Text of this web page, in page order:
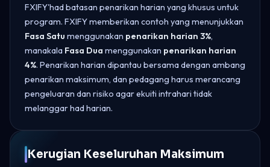
FXIFY'had batasan penarikan harian yang khusus untuk
program. FXIFY memberikan contoh yang menunjukkan
Fasa Satu menggunakan penarikan harian 3%,
manakala Fasa Dua menggunakan penarikan harian
4%. Penarikan harian dipantau bersama dengan ambang
penarikan maksimum, dan pedagang harus merancang
pengeluaran dan risiko agar ekuiti intrahari tidak
melanggar had harian.
Kerugian Keseluruhan Maksimum